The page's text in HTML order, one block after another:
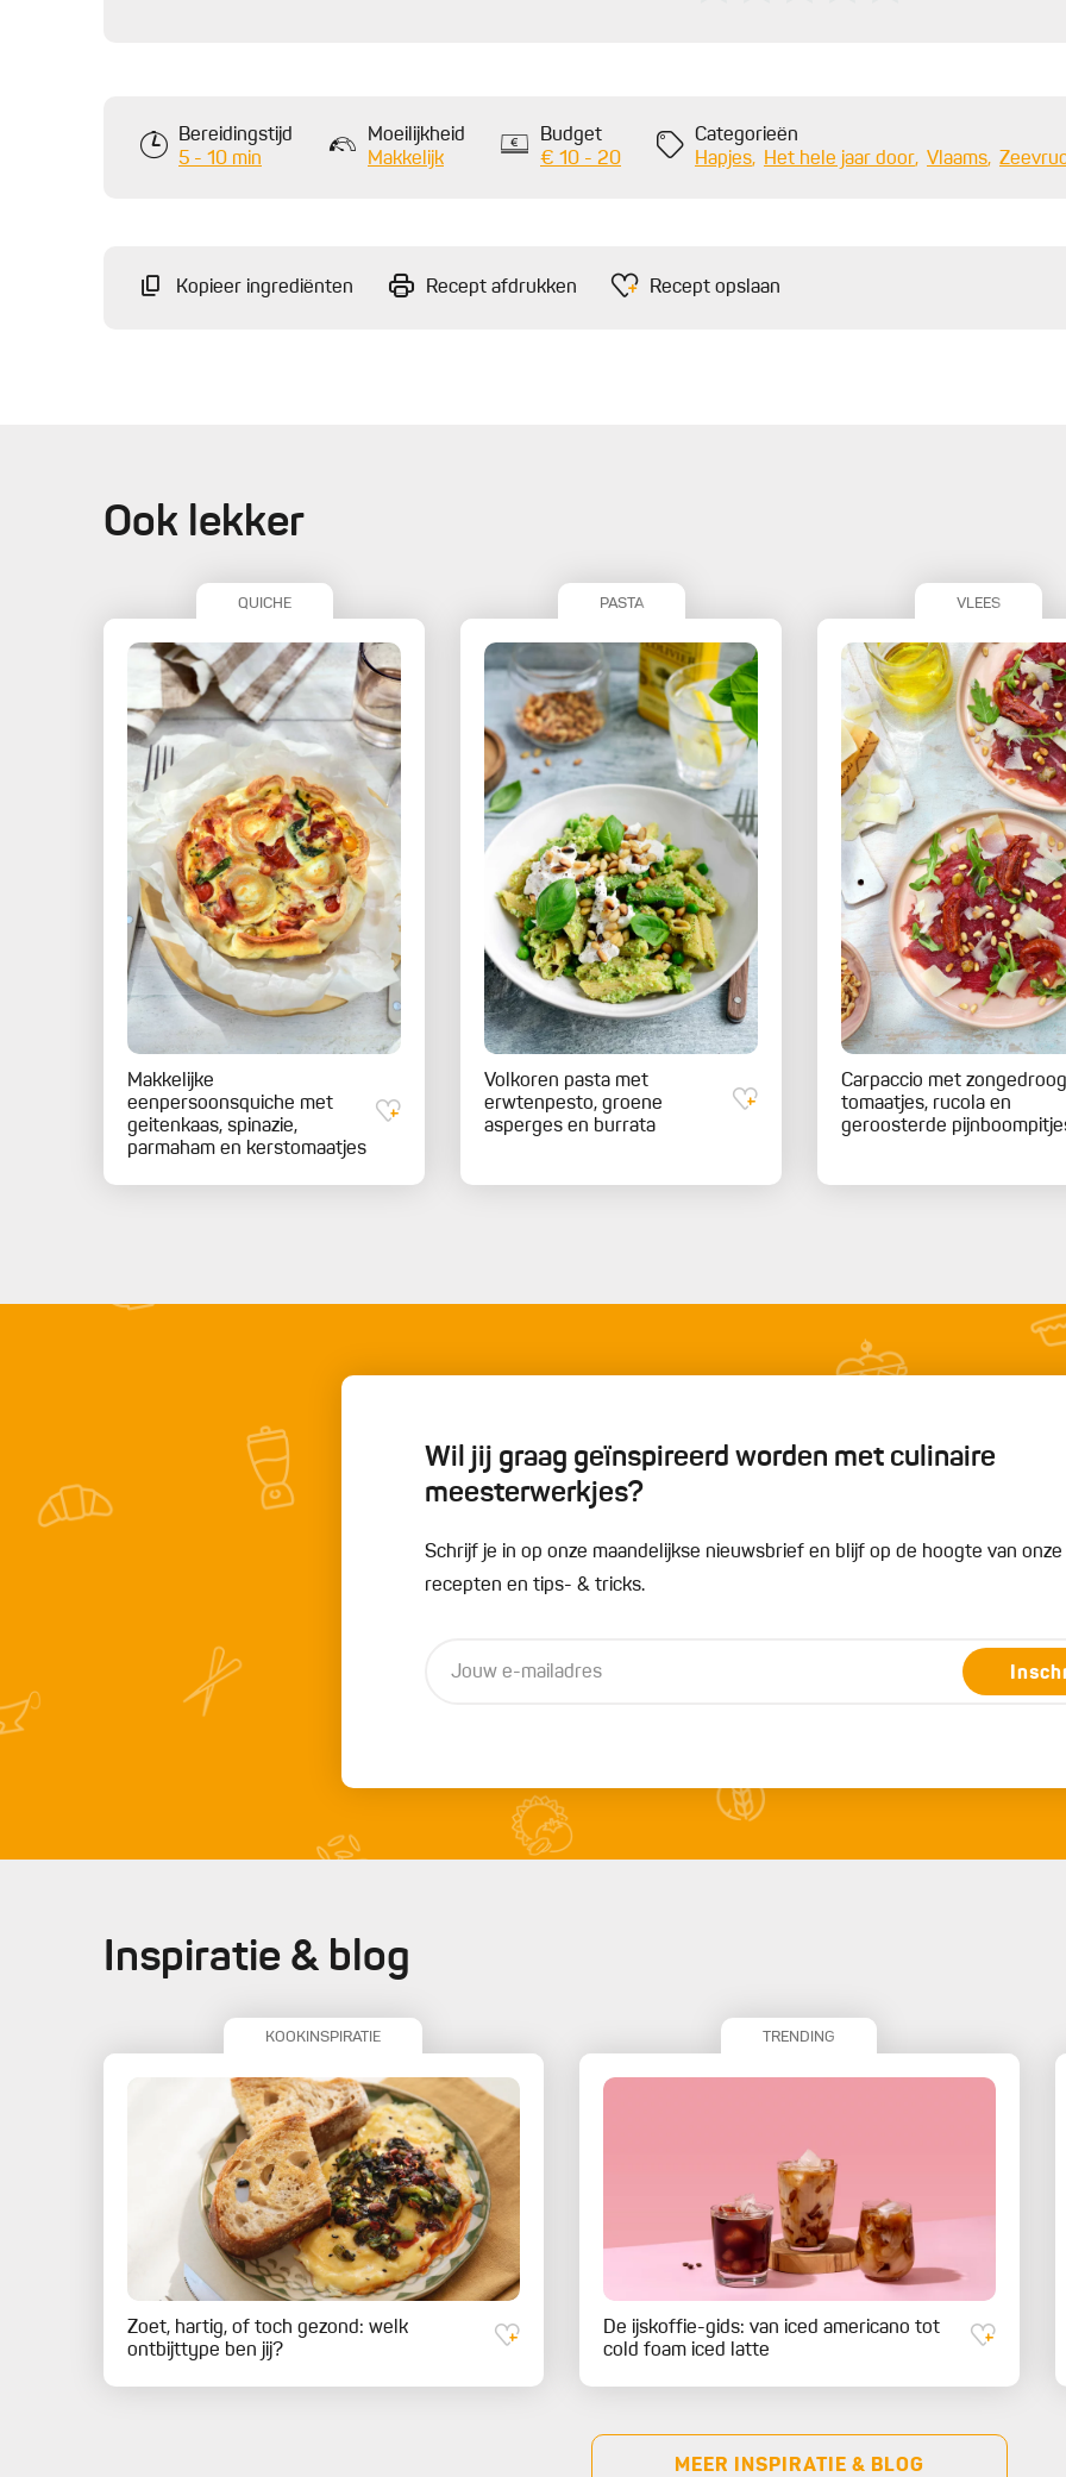
Bereidingstijd
5 - 10 min
Moeilijkheid
Makkelijk
Budget
€ 10 - 20
Categorieën
Hapjes
Het hele jaar door Vlaams
Kopieer ingrediënten Recept afdrukken Recept opslaan
Ook lekker
QUICHE
Makkelijke
eenpersoonsquiche met
geitenkaas, spinazie,
parmaham en kerstomaatjes
PASTA
Volkoren pasta met
erwtenpesto, groene
asperges en burrata
VLEES
Carpaccio met
tomaatjes, rucola en
geroosterde
Wil jij graag geïnspireerd worden met culinaire
meesterwerkjes?
Schrijf je in op onze maandelijkse nieuwsbrief en blijf op de hoogte van
recepten en tips- & tricks.
Inspiratie & blog
KOOKINSPIRATIE
Zoet, hartig, of toch gezond: welk
ontbijttype ben jij?
TRENDING
De ijskoffie-gids: van iced americano tot
cold foam iced latte
MEER INSPIRATIE & BLOG